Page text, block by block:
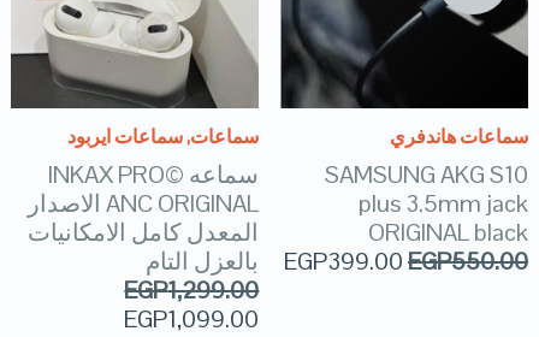
سماعات هاندفري
SAMSUNG AKG S10
plus 3.5mm jack
ORIGINAL black
EGP550.00
EGP399.00
سماعات,سماعات ايربود
سماعه ©️INKAX PRO
ANC ORIGINAL الاصدار
المعدل كامل الامكانيات
بالعزل التام
EGP1,299.00
EGP1,099.00